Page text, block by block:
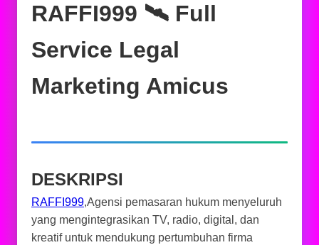
RAFFI999 🛰️‍ Full
Service Legal
Marketing Amicus
DESKRIPSI
RAFFI999,Agensi pemasaran hukum menyeluruh
yang mengintegrasikan TV, radio, digital, dan
kreatif untuk mendukung pertumbuhan firma